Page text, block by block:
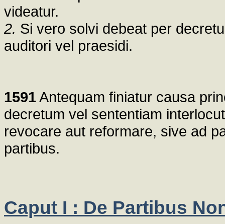
videatur.
2. Si vero solvi debeat per
auditori vel praesidi.
1591Antequam finiatur causa
decretum vel sententiam
revocare aut reformare, sive ad
partibus.
Caput I : De Partibus